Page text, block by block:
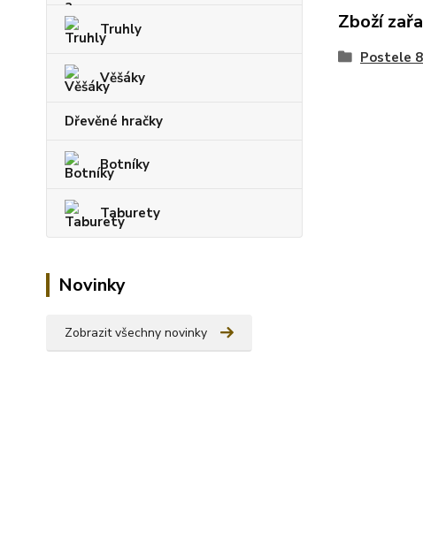
Truhly
Věšáky
Dřevěné hračky
Botníky
Taburety
Novinky
Zobrazit všechny novinky
Zboží
Postele